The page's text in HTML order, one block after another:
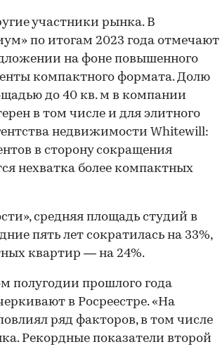
участники рынка. В
по итогам 2023 года отмечают
на фоне повышенного
компактного формата. Долю
до 40 кв. м в компании
в том числе и для элитного
недвижимости Whitewill:
в сторону сокращения
нехватка более компактных
средняя площадь студий в
пять лет сократилась на 33%,
квартир — на 24%.
полугодии прошлого года
в Росреестре. «На
ряд факторов, в том числе
Рекордные показатели второй